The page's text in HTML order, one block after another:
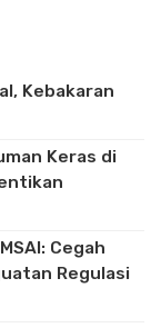
Kebakaran
Keras di
Cegah
Regulasi